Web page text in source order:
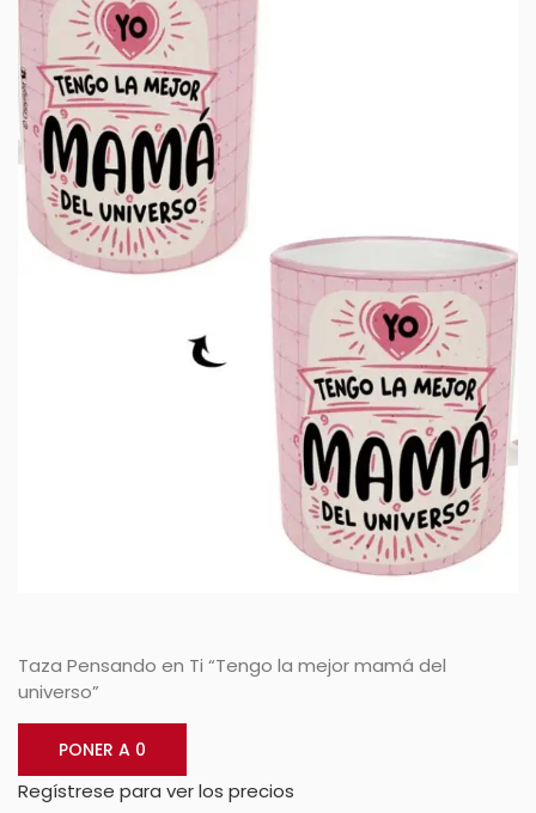
Taza Pensando en Ti “Tengo la mejor mamá del
universo”
PONER A 0
Regístrese para ver los precios